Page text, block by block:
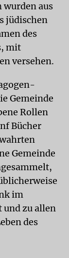
aus
jüdischen
des
mit
versehen.
Gemeinde
Rollen
Bücher
Gemeinde
im
und zu allen
des